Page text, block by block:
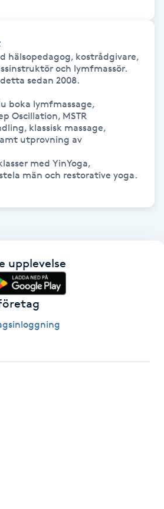
hälsopedagog, kostrådgivare,
och lymfmassör.
sedan 2008.
boka lymfmassage,
Oscillation, MSTR
klassisk massage,
utprovning av
med YinYoga,
män och restorative yoga.
upplevelse